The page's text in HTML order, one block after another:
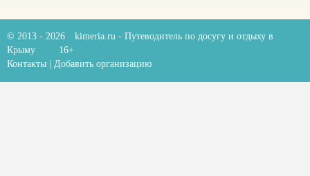
© 2013 - 2026 kimeria.ru - Путеводитель по досугу и отдыху в
Крыму
16+
Контакты
Добавить организацию